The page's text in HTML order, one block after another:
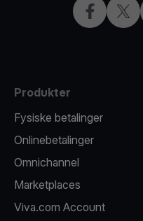
Facebook
X
Produkter
Fysiske betalinger
Onlinebetalinger
Omnichannel
Marketplaces
Viva.com Account